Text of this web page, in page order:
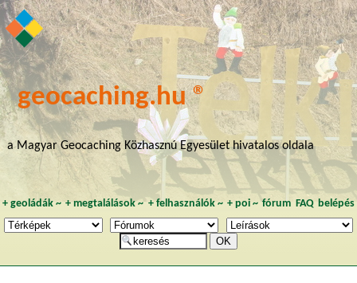
geocaching.hu ®
a Magyar Geocaching Közhasznú Egyesület hivatalos oldala
+ geoládák~ +megtalálások~ + felhasználók~ + poi~ fórum FAQ belépés